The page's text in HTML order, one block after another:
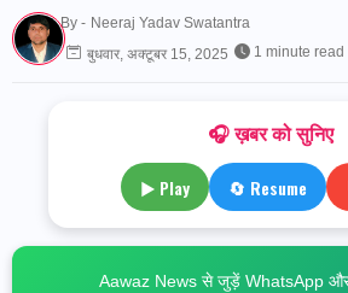
By - Neeraj Yadav Swatantra
बुधवार, अक्टूबर 15, 2025
1 minute read
🎧 ख़बर को सुनिए
▶ Play 🔄 Resume
Aawaz News से जुड़ें WhatsApp